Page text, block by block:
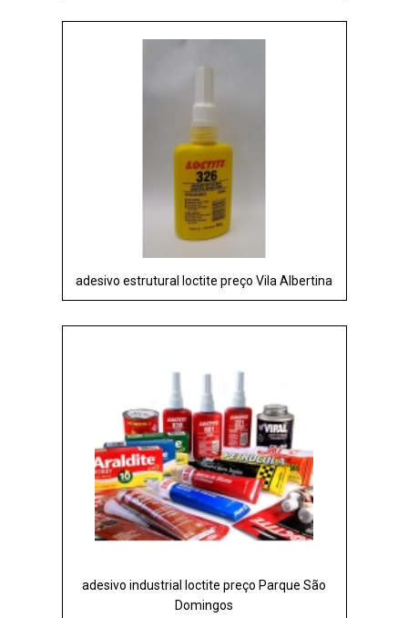
adesivo estrutural loctite preço Vila Albertina
adesivo industrial loctite preço Parque São
Domingos